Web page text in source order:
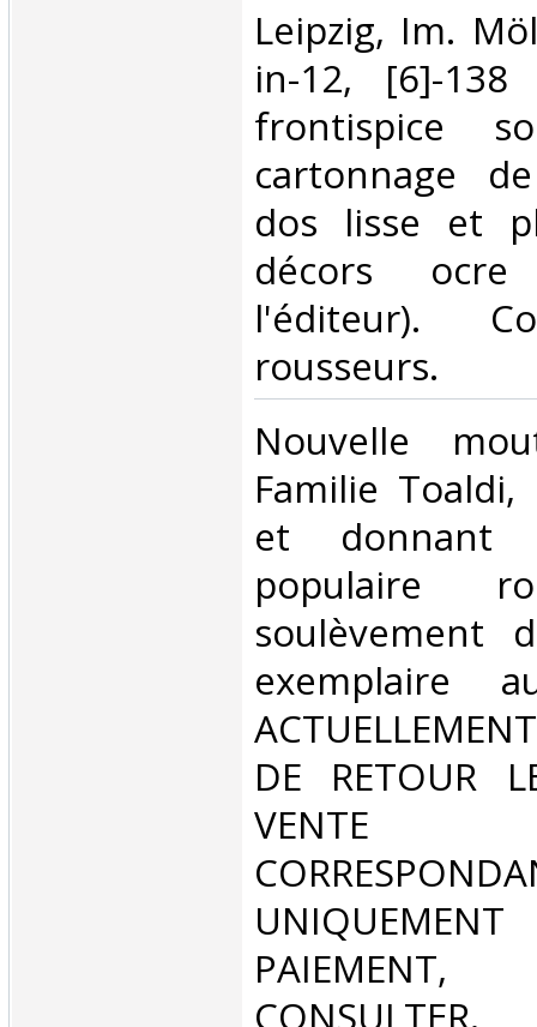
‎Leipzig, Im.
in-12, [6]-
frontispice
cartonnage
dos lisse et
décors
l'éditeur).
rousseurs.‎
‎Nouvelle
Familie
et donnant
populaire
soulèvement
exemplaire
DE RETOUR
CONSULTER.‎